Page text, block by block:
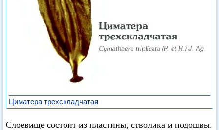
Циматера трехскладчатая
Слоевище состоит из пластины, стволика и подошвы.